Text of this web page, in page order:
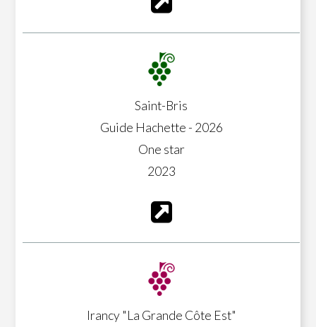
Saint-Bris
Guide Hachette - 2026
One star
2023
Irancy "La Grande Côte Est"